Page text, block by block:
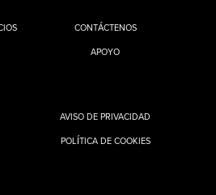
CONTÁCTENOS
APOYO
AVISO DE PRIVACIDAD
POLÍTICA DE COOKIES